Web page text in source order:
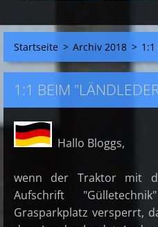
Startseite > Archiv 2018 >
1:1 BEIM
Hallo Bloggs,
wenn der Traktor mit
Aufschrift
Grasparkplatz versperrt,